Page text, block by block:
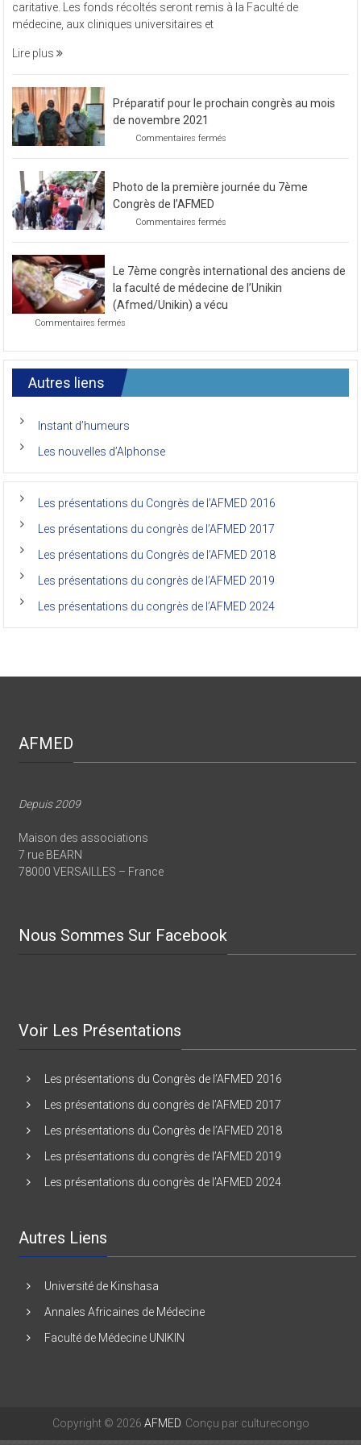
organisé
une
caritative. Les fonds récoltés seront remis à la Faculté de
médecine, aux cliniques universitaires et
Lire plus
Préparatif pour le prochain congrès au mois
de novembre 2021
Commentaires fermés
prochain
de
2021
Photo de la première journée du 7ème
Congrès de l’AFMED
Commentaires fermés
première
journée
7ème
l’AFMED
Le 7ème congrès international des anciens de
la faculté de médecine de l’Unikin
(Afmed/Unikin) a vécu
Commentaires fermés
congrès
international
anciens
la
de
de
(Afmed/Unikin)
vécu
Autres liens
Instant d’humeurs
Les nouvelles d’Alphonse
Les présentations du Congrès de l’AFMED 2016
Les présentations du congrès de l’AFMED 2017
Les présentations du Congrès de l’AFMED 2018
Les présentations du congrès de l’AFMED 2019
Les présentations du congrès de l’AFMED 2024
AFMED
Depuis 2009
Maison des associations
7 rue BEARN
78000 VERSAILLES – France
Nous Sommes Sur Facebook
Voir Les Présentations
Les présentations du Congrès de l’AFMED 2016
Les présentations du congrès de l’AFMED 2017
Les présentations du Congrès de l’AFMED 2018
Les présentations du congrès de l’AFMED 2019
Les présentations du congrès de l’AFMED 2024
Autres Liens
Université de Kinshasa
Annales Africaines de Médecine
Faculté de Médecine UNIKIN
Copyright © 2026 AFMED. Conçu par culturecongo